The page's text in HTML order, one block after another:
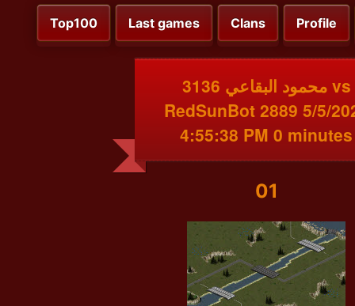
Top100 Last games Clans Profile
محمود البقاعي 3136 vs
RedSunBot 2889 5/5/
4:55:38 PM 0 minutes
01